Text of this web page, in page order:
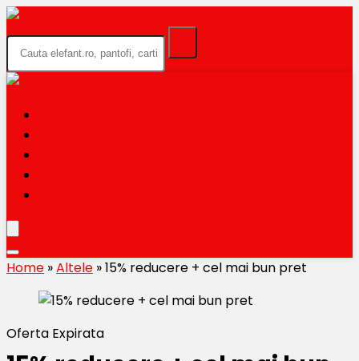
Home »Altele »15% reducere + cel mai bun pret
Oferta Expirata